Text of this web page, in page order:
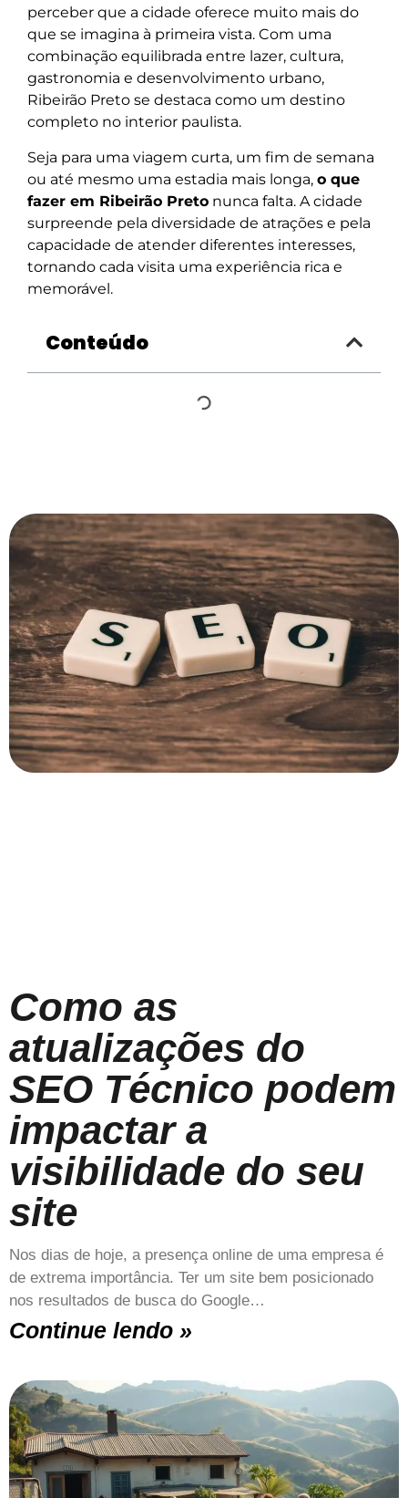
perceber que a cidade oferece muito mais do
que se imagina à primeira vista. Com uma
combinação equilibrada entre lazer, cultura,
gastronomia e desenvolvimento urbano,
Ribeirão Preto se destaca como um destino
completo no interior paulista.
Seja para uma viagem curta, um fim de semana
ou até mesmo uma estadia mais longa, o que
fazer em Ribeirão Preto nunca falta. A cidade
surpreende pela diversidade de atrações e pela
capacidade de atender diferentes interesses,
tornando cada visita uma experiência rica e
memorável.
Conteúdo
Como as
atualizações do
SEO Técnico podem
impactar a
visibilidade do seu
site
Nos dias de hoje, a presença online de uma empresa é
de extrema importância. Ter um site bem posicionado
nos resultados de busca do Google…
Continue lendo »